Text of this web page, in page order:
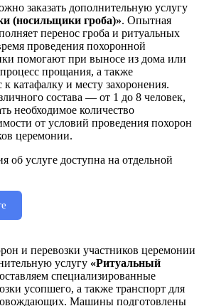
заказать дополнительную услугу
(носильщики гроба)». Опытная
перенос гроба и ритуальных
проведения похоронной
помогают при выносе из дома или
прощания, а также
катафалку и месту захоронения.
состава — от 1 до 8 человек,
необходимое количество
от условий проведения похорон
церемонии.
об услуге доступна на отдельной
и перевозки участников церемонии
услугу «Ритуальный
специализированные
усопшего, а также транспорт для
Машины подготовлены